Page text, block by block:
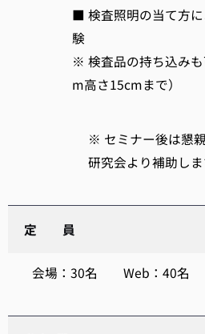
■ 検査照明の当て方
験
※ 検査品の持ち込み
m高さ15cmまで）
※ セミナー後は懇
研究会より補助しま
定 員
会場：30名 Web：40名